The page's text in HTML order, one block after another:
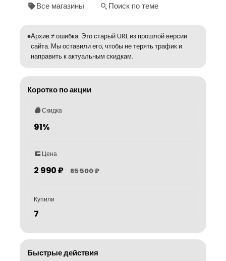
Все магазины Поиск по теме
Архив ≠ ошибка. Это старый URL из прошлой версии
сайта. Мы оставили его, чтобы не терять трафик и
направить к актуальным скидкам.
Коротко по акции
Скидка
91%
Цена
2 990 ₽ 85 500 ₽
Купили
7
Быстрые действия